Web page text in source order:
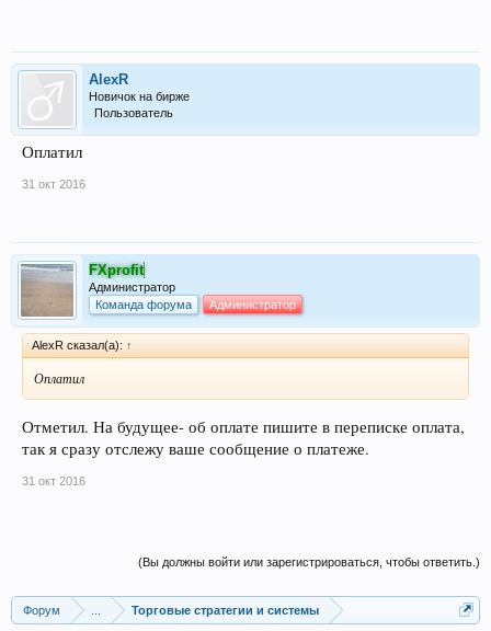
AlexR
Новичок на бирже
Пользователь
Оплатил
31 окт 2016
FXprofit
Администратор
Команда форума
Администратор
AlexR сказал(а): ↑
Оплатил
Отметил. На будущее- об оплате пишите в переписке оплата,
так я сразу отслежу ваше сообщение о платеже.
31 окт 2016
(Вы должны войти или зарегистрироваться, чтобы ответить.)
Форум Торговые стратегии и системы